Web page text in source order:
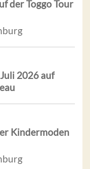
der Toggo Tour
2026 auf
Kindermoden